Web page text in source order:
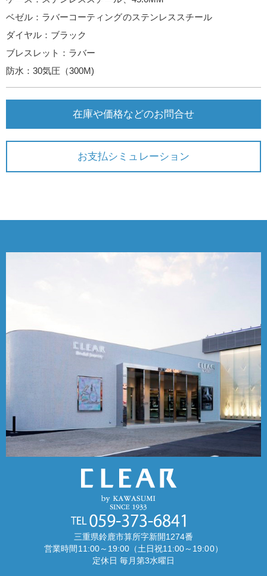
ベゼル：ラバーコーティングのステンレススチール
ダイヤル：ブラック
ブレスレット：ラバー
防水：30気圧（300M)
在庫や価格などのお問合せ
お支払シミュレーション
三重県鈴鹿市算所字新開1274番
営業時間11:00～19:00（土日祝11:00～19:00）
定休日 毎月第3水曜日